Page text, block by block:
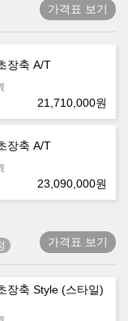
가격표 보기
장축 A/T
21,710,000원
장축 A/T
23,090,000원
가격표 보기
장축 Style (스타일)